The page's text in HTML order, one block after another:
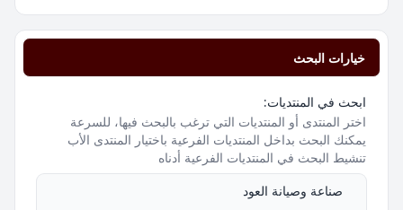
خيارات البحث
ابحث في المنتديات:
اختر المنتدى أو المنتديات التي ترغب بالبحث فيها، للسرعة
يمكنك البحث بداخل المنتديات الفرعية باختيار المنتدى الأب
تنشيط البحث في المنتديات الفرعية أدناه